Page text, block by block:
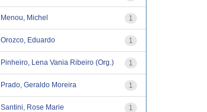
1
Menou, Michel
1
Orozco, Eduardo
1
Pinheiro, Lena Vania Ribeiro (Org.)
1
Prado, Geraldo Moreira
1
Santini, Rose Marie